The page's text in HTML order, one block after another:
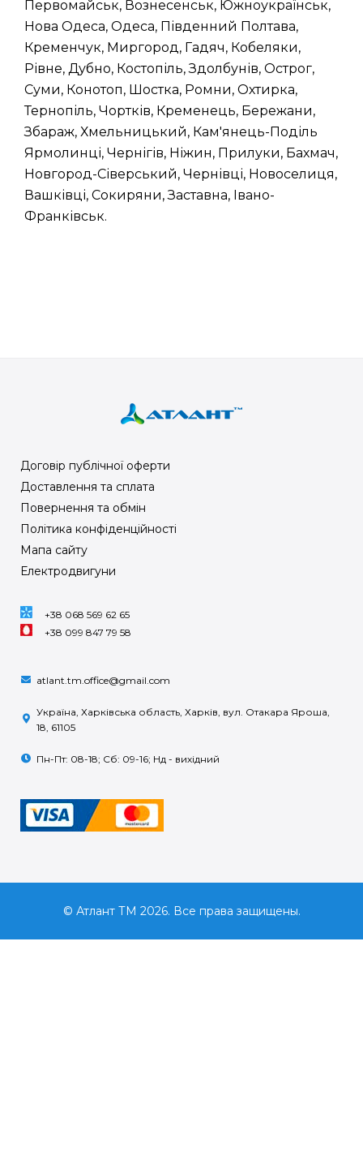
Первомайськ, Вознесенськ, Южноукраїнськ,
Нова Одеса, Одеса, Південний Полтава,
Кременчук, Миргород, Гадяч, Кобеляки,
Рівне, Дубно, Костопіль, Здолбунів, Острог,
Суми, Конотоп, Шостка, Ромни, Охтирка,
Тернопіль, Чортків, Кременець, Бережани,
Збараж, Хмельницький, Кам'янець-Поділь
Ярмолинці, Чернігів, Ніжин, Прилуки, Бахмач,
Новгород-Сіверський, Чернівці, Новоселиця,
Вашківці, Сокиряни, Заставна, Івано-
Франківськ.
Договір публічної оферти
Доставлення та сплата
Повернення та обмін
Політика конфіденційності
Мапа сайту
Електродвигуни
+38 068 569 62 65
+38 099 847 79 58
atlant.tm.office@gmail.com
Україна, Харківська область, Харків, вул. Отакара Яроша,
18, 61105
Пн-Пт: 08-18; Сб: 09-16; Нд - вихідний
© Атлант ТМ 2026. Все права защищены.